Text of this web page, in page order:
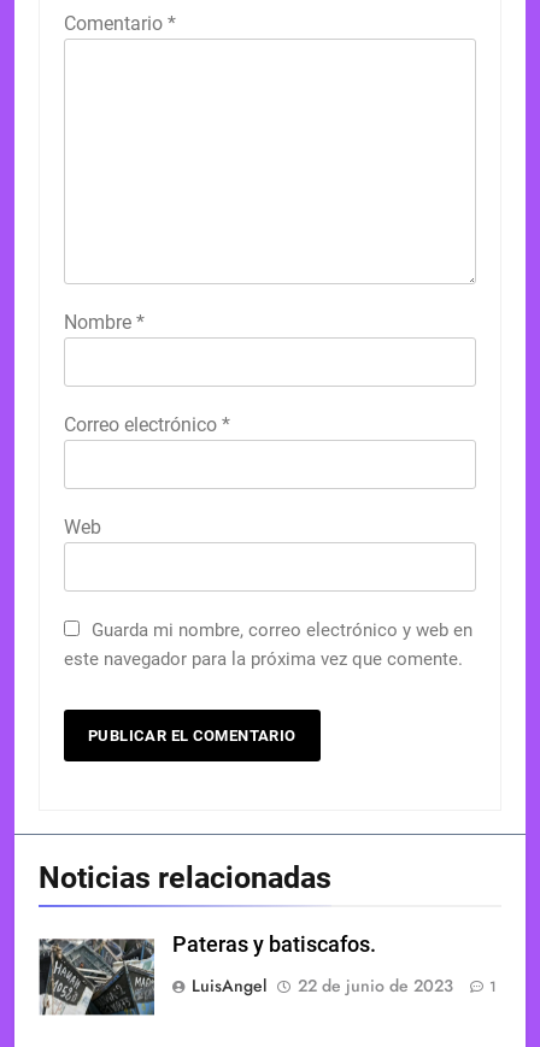
Comentario *
Nombre *
Correo electrónico *
Web
Guarda mi nombre, correo electrónico y web en
este navegador para la próxima vez que comente.
Noticias relacionadas
Pateras y batiscafos.
LuisAngel
22 de junio de 2023 1